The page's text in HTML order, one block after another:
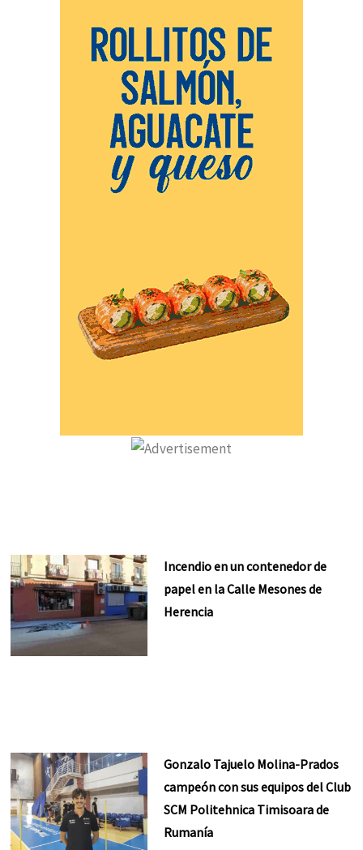
Incendio en un contenedor de
papel en la Calle Mesones de
Herencia
Gonzalo Tajuelo Molina-Prados
campeón con sus equipos del Club
SCM Politehnica Timisoara de
Rumanía